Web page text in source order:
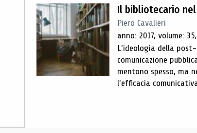
Il bibliotecario
Piero Cavalieri
anno: 2017, volume:
L'ideologia della
comunicazione
mentono spesso, ma
l'efficacia